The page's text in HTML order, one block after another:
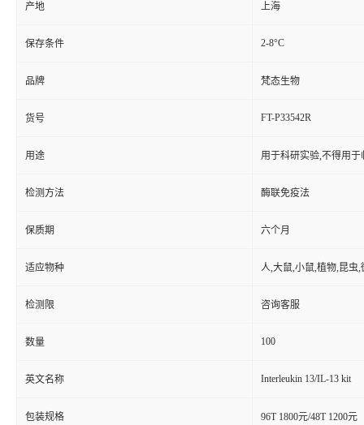
产地 上海
保存条件 2-8°C
品牌 梵态生物
货号 FT-P33542R
用途 用于科研实验,不得用于
检测方法 酶联免疫法
保质期 六个月
适应物种 人,大鼠,小鼠,植物,昆虫,
检测限 咨询客服
数量 100
英文名称 Interleukin 13/IL-13 kit
包装规格 96T 1800元/48T 1200元